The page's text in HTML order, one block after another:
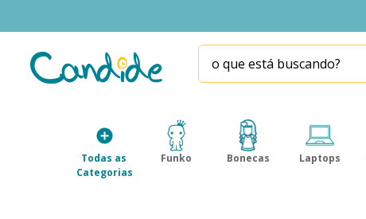
o que está buscando?
Todas as
Categorias
Funko Bonecas Laptops
fill the fridge
homem aranha